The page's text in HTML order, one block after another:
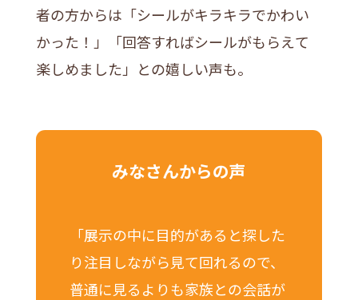
者の方からは「シールがキラキラでかわい
かった！」「回答すればシールがもらえて
楽しめました」との嬉しい声も。
みなさんからの声
「展示の中に目的があると探した
り注目しながら見て回れるので、
普通に見るよりも家族との会話が